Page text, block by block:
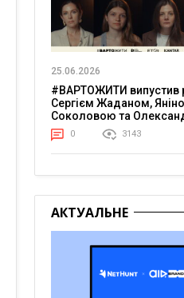
25.06.2026
#ВАРТОЖИТИ випустив
Сергієм Жаданом,
Соколовою та
Тереном про життя в
напрузі
0 3143
АКТУАЛЬНЕ